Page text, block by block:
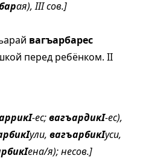
ая), III сов.]
вагъарбарес
перед ребёнком. II
-ес;вагъардикI-ес),
ули, вагъарбикIуси,
ена/я); несов.]